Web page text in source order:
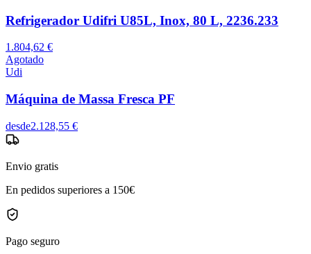
Refrigerador Udifri U85L, Inox, 80 L, 2236.233
1.804,62 €
Agotado
Udi
Máquina de Massa Fresca PF
desde2.128,55 €
Envio gratis
En pedidos superiores a 150€
Pago seguro